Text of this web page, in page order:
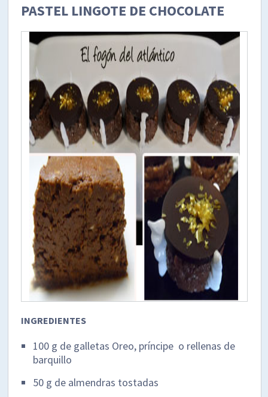
PASTEL LINGOTE DE CHOCOLATE
INGREDIENTES
100 g de galletas Oreo, príncipe o rellenas de
barquillo
50 g de almendras tostadas